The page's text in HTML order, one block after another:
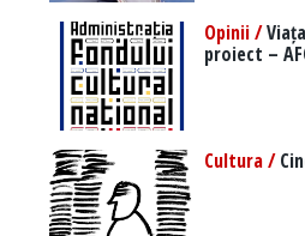
Opinii /
proiect –
Cultura /